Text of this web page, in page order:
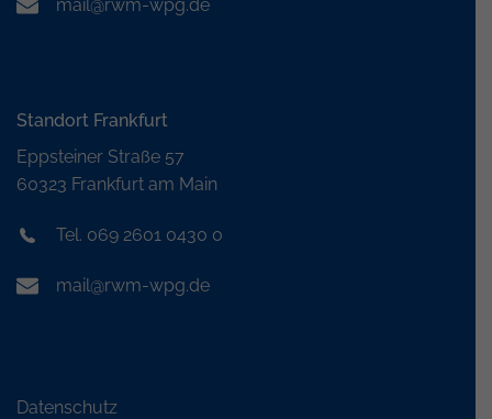
mail@rwm-wpg.de
Standort Frankfurt
Eppsteiner Straße 57
60323 Frankfurt am Main
Tel. 069 2601 0430 0
mail@rwm-wpg.de
Datenschutz